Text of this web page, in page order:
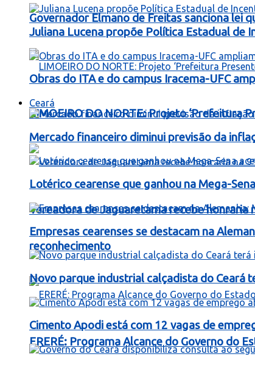
Governador Elmano de Freitas sanciona lei
LIMOEIRO DO NORTE: Projeto ‘Prefeitura
Vereadora de Jaguaretama recebe honraria
reconhecimento
ERERÉ: Programa Alcance do Governo do
Juliana Lucena propõe Política Estadual de
Obras do ITA e do campus Iracema-UFC
Ceará
Mercado financeiro diminui previsão da
Lotérico cearense que ganhou na Mega-
Empresas cearenses se destacam na
Novo parque industrial calçadista do Ceará
Cimento Apodi está com 12 vagas de